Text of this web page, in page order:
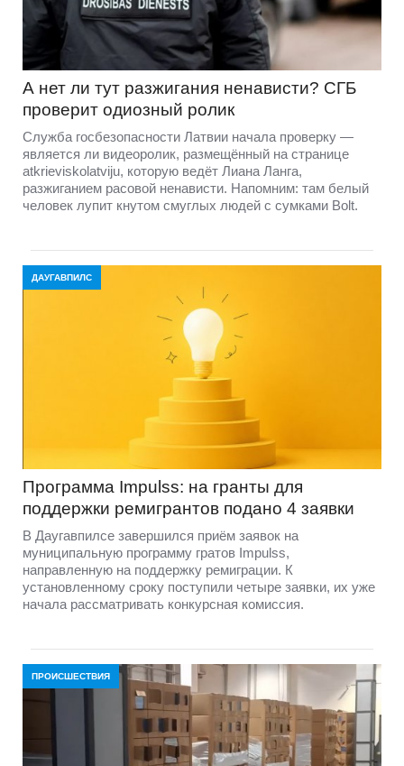
А нет ли тут разжигания ненависти? СГБ
проверит одиозный ролик
Служба госбезопасности Латвии начала проверку —
является ли видеоролик, размещённый на странице
atkrieviskolatviju, которую ведёт Лиана Ланга,
разжиганием расовой ненависти. Напомним: там белый
человек лупит кнутом смуглых людей с сумками Bolt.
ДАУГАВПИЛС
Программа Impulss: на гранты для
поддержки ремигрантов подано 4 заявки
В Даугавпилсе завершился приём заявок на
муниципальную программу гратов Impulss,
направленную на поддержку ремиграции. К
установленному сроку поступили четыре заявки, их уже
начала рассматривать конкурсная комиссия.
ПРОИСШЕСТВИЯ